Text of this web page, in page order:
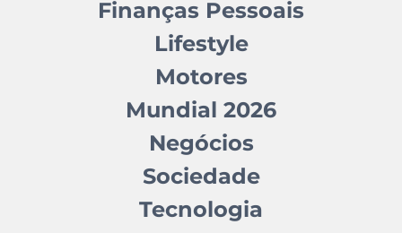
Finanças Pessoais
Lifestyle
Motores
Mundial 2026
Negócios
Sociedade
Tecnologia